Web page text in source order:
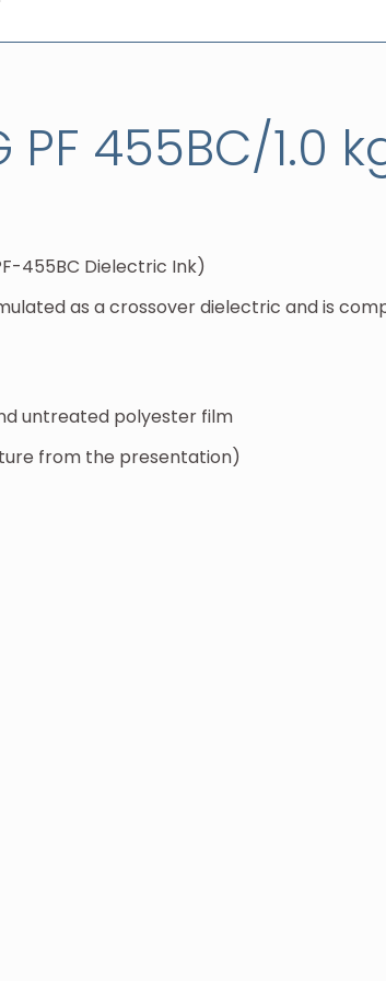
PF 455BC/1.0
455BC Dielectric Ink)
as a crossover dielectric and is
untreated polyester film
from the presentation)